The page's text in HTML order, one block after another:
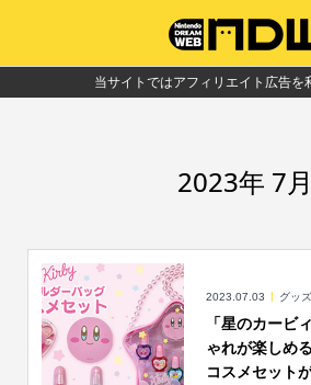
当サイトではアフィリエイト広告を
2023年 7月
2023.07.03 グッ
「星のカービ
ゃれが楽しめ
コスメセット